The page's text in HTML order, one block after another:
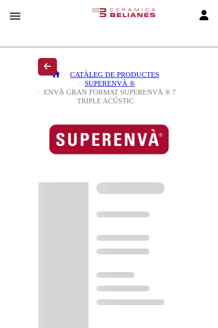
Toggle navigation
CATÀLEG DE PRODUCTES
SUPERENVÀ ®
ENVÀ GRAN FORMAT SUPERENVÀ ® 7
TRIPLE ACÚSTIC